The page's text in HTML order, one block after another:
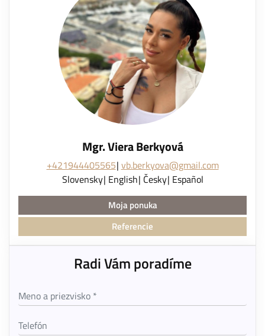
Mgr. Viera Berkyová
+421944405565 vb.berkyova@gmail.com
Slovensky English Česky Español
Moja ponuka
Referencie
Radi Vám poradíme